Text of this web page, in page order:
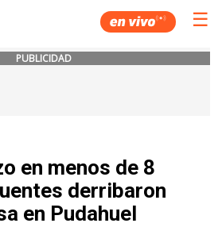
☰
PUBLICIDAD
en menos de 8
derribaron
en Pudahuel